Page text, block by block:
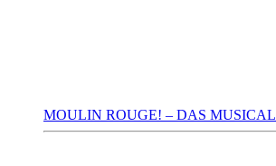
MOULIN ROUGE! – DAS MUSICAL